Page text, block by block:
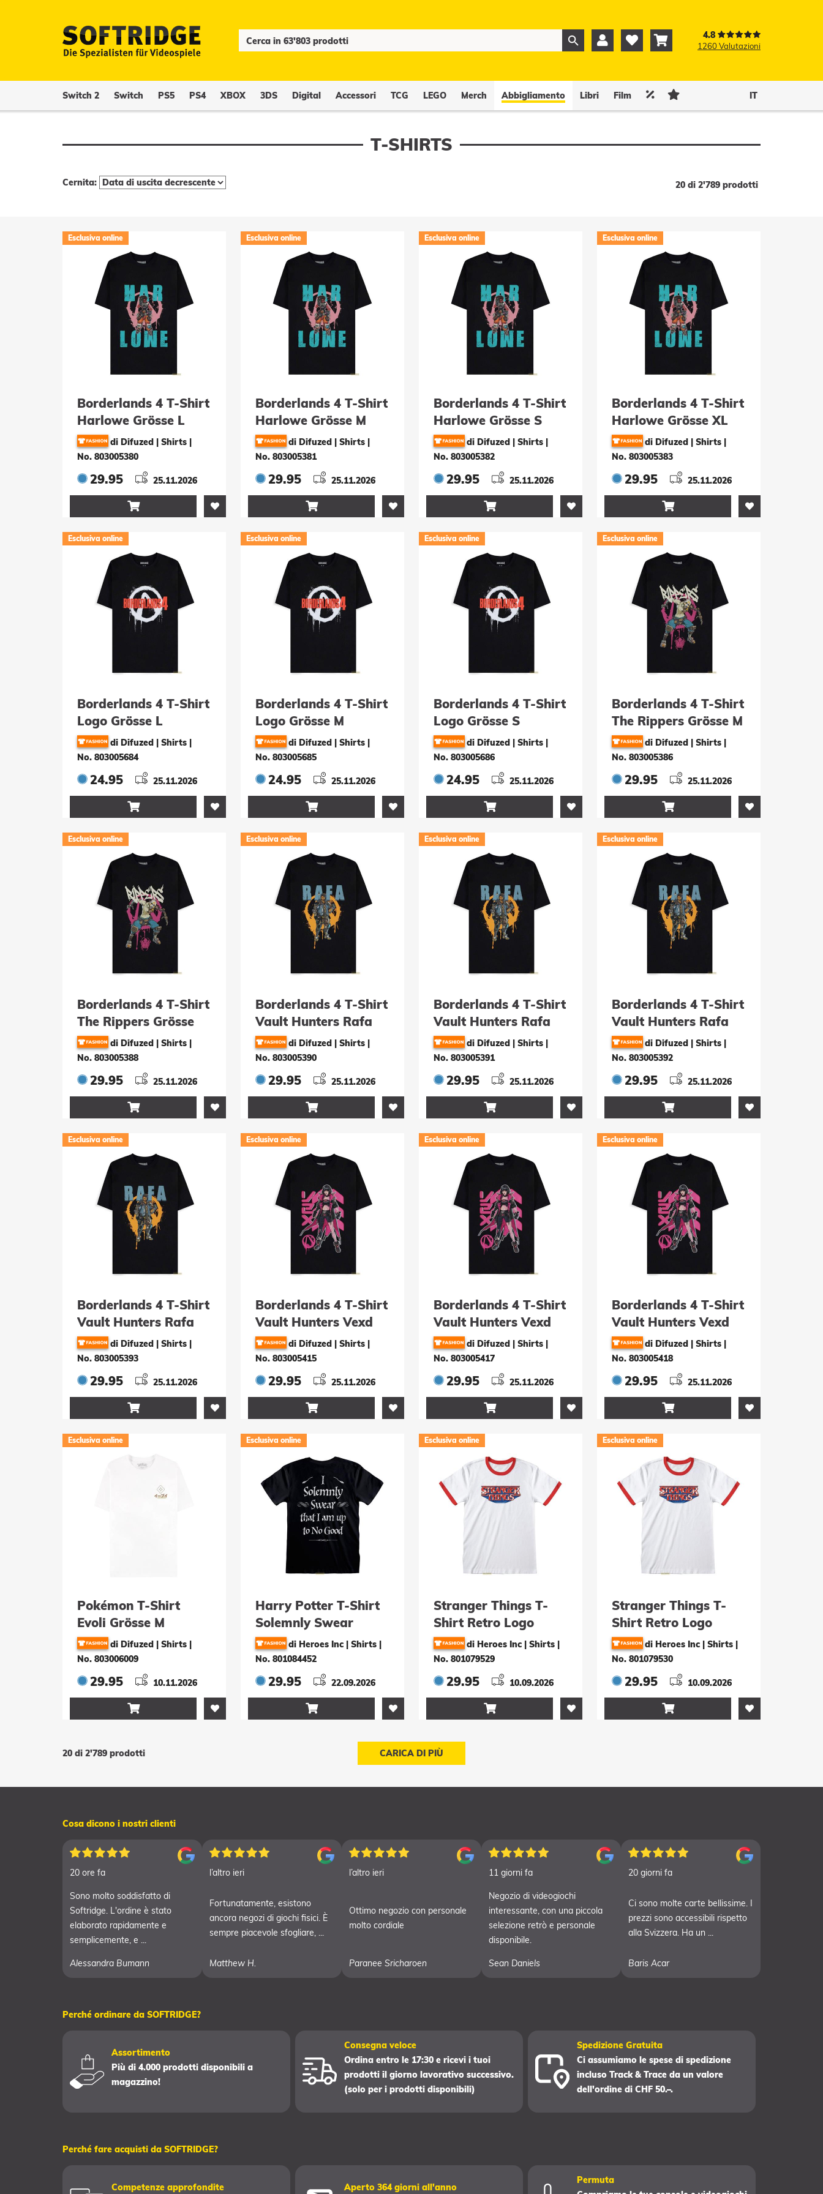
   4.8
1260 Valutazioni
Switch 2 Switch PS5 PS4 XBOX 3DS Digital Accessori TCG LEGO Merch Abbigliamento Libri Film   IT
T-SHIRTS
Cernita: 20 di 2'789 prodotti
Esclusiva online
Borderlands 4 T-Shirt
Harlowe Grösse L
di Difuzed | Shirts |
No. 803005380
29.95 25.11.2026

Esclusiva online
Borderlands 4 T-Shirt
Harlowe Grösse M
di Difuzed | Shirts |
No. 803005381
29.95 25.11.2026

Esclusiva online
Borderlands 4 T-Shirt
Harlowe Grösse S
di Difuzed | Shirts |
No. 803005382
29.95 25.11.2026

Esclusiva online
Borderlands 4 T-Shirt
Harlowe Grösse XL
di Difuzed | Shirts |
No. 803005383
29.95 25.11.2026

Esclusiva online
Borderlands 4 T-Shirt
Logo Grösse L
di Difuzed | Shirts |
No. 803005684
24.95 25.11.2026

Esclusiva online
Borderlands 4 T-Shirt
Logo Grösse M
di Difuzed | Shirts |
No. 803005685
24.95 25.11.2026

Esclusiva online
Borderlands 4 T-Shirt
Logo Grösse S
di Difuzed | Shirts |
No. 803005686
24.95 25.11.2026

Esclusiva online
Borderlands 4 T-Shirt
The Rippers Grösse M
di Difuzed | Shirts |
No. 803005386
29.95 25.11.2026

Esclusiva online
Borderlands 4 T-Shirt
The Rippers Grösse
XL
di Difuzed | Shirts |
No. 803005388
29.95 25.11.2026

Esclusiva online
Borderlands 4 T-Shirt
Vault Hunters Rafa
Grösse Ldi Difuzed | Shirts |
No. 803005390
29.95 25.11.2026

Esclusiva online
Borderlands 4 T-Shirt
Vault Hunters Rafa
Grösse Mdi Difuzed | Shirts |
No. 803005391
29.95 25.11.2026

Esclusiva online
Borderlands 4 T-Shirt
Vault Hunters Rafa
Grösse Sdi Difuzed | Shirts |
No. 803005392
29.95 25.11.2026

Esclusiva online
Borderlands 4 T-Shirt
Vault Hunters Rafa
Grösse XLdi Difuzed | Shirts |
No. 803005393
29.95 25.11.2026

Esclusiva online
Borderlands 4 T-Shirt
Vault Hunters Vexd
Grösse Ldi Difuzed | Shirts |
No. 803005415
29.95 25.11.2026

Esclusiva online
Borderlands 4 T-Shirt
Vault Hunters Vexd
Grösse Sdi Difuzed | Shirts |
No. 803005417
29.95 25.11.2026

Esclusiva online
Borderlands 4 T-Shirt
Vault Hunters Vexd
Grösse XLdi Difuzed | Shirts |
No. 803005418
29.95 25.11.2026

Esclusiva online
Pokémon T-Shirt
Evoli Grösse M
di Difuzed | Shirts |
No. 803006009
29.95 10.11.2026

Esclusiva online
Harry Potter T-Shirt
Solemnly Swear
Grösse Sdi Heroes Inc | Shirts |
No. 801084452
29.95 22.09.2026

Esclusiva online
Stranger Things T-
Shirt Retro Logo
Grösse Ldi Heroes Inc | Shirts |
No. 801079529
29.95 10.09.2026

Esclusiva online
Stranger Things T-
Shirt Retro Logo
Grösse Mdi Heroes Inc | Shirts |
No. 801079530
29.95 10.09.2026

20 di 2'789 prodotti CARICA DI PIÙ
Cosa dicono i nostri clienti
20 ore fa
Sono molto soddisfatto di
Softridge. L'ordine è stato
elaborato rapidamente e
semplicemente, e ...
Alessandra Bumann
l’altro ieri
Fortunatamente, esistono
ancora negozi di giochi fisici. È
sempre piacevole sfogliare, ...
Matthew H.
l’altro ieri
Ottimo negozio con personale
molto cordiale
Paranee Sricharoen
11 giorni fa
Negozio di videogiochi
interessante, con una piccola
selezione retrò e personale
disponibile.
Sean Daniels
20 giorni fa
Ci sono molte carte bellissime. I
prezzi sono accessibili rispetto
alla Svizzera. Ha un ...
Baris Acar
Perché ordinare da SOFTRIDGE?
Assortimento
Più di 4.000 prodotti disponibili a
magazzino!
Consegna veloce
Ordina entro le 17:30 e ricevi i tuoi
prodotti il giorno lavorativo successivo.
(solo per i prodotti disponibili)
Spedizione Gratuita
Ci assumiamo le spese di spedizione
incluso Track & Trace da un valore
dell'ordine di CHF 50.–.
Perché fare acquisti da SOFTRIDGE?
Competenze approfondite Aperto 364 giorni all'anno
Permuta